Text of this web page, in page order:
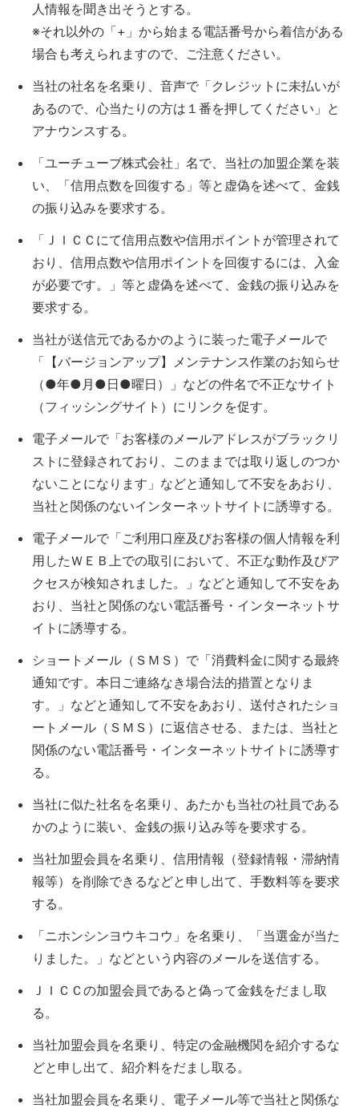
人情報を聞き出そうとする。
※それ以外の「+」から始まる電話番号から着信がある
場合も考えられますので、ご注意ください。
当社の社名を名乗り、音声で「クレジットに未払いが
あるので、心当たりの方は１番を押してください」と
アナウンスする。
「ユーチューブ株式会社」名で、当社の加盟企業を装
い、「信用点数を回復する」等と虚偽を述べて、金銭
の振り込みを要求する。
「ＪＩＣＣにて信用点数や信用ポイントが管理されて
おり、信用点数や信用ポイントを回復するには、入金
が必要です。」等と虚偽を述べて、金銭の振り込みを
要求する。
当社が送信元であるかのように装った電子メールで
「【バージョンアップ】メンテナンス作業のお知らせ
（●年●月●日●曜日）」などの件名で不正なサイト
（フィッシングサイト）にリンクを促す。
電子メールで「お客様のメールアドレスがブラックリ
ストに登録されており、このままでは取り返しのつか
ないことになります」などと通知して不安をあおり、
当社と関係のないインターネットサイトに誘導する。
電子メールで「ご利用口座及びお客様の個人情報を利
用したＷＥＢ上での取引において、不正な動作及びア
クセスが検知されました。」などと通知して不安をあ
おり、当社と関係のない電話番号・インターネットサ
イトに誘導する。
ショートメール（ＳＭＳ）で「消費料金に関する最終
通知です。本日ご連絡なき場合法的措置となりま
す。」などと通知して不安をあおり、送付されたショ
ートメール（ＳＭＳ）に返信させる、または、当社と
関係のない電話番号・インターネットサイトに誘導す
る。
当社に似た社名を名乗り、あたかも当社の社員である
かのように装い、金銭の振り込み等を要求する。
当社加盟会員を名乗り、信用情報（登録情報・滞納情
報等）を削除できるなどと申し出て、手数料等を要求
する。
「ニホンシンヨウキコウ」を名乗り、「当選金が当た
りました。」などという内容のメールを送信する。
ＪＩＣＣの加盟会員であると偽って金銭をだまし取
る。
当社加盟会員を名乗り、特定の金融機関を紹介するな
どと申し出て、紹介料をだまし取る。
当社加盟会員を名乗り、電子メール等で当社と関係な